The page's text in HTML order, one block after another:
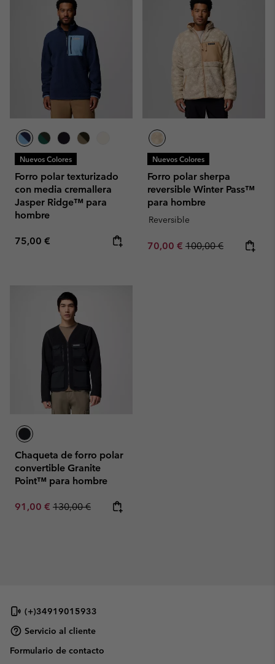
Nuevos Colores
Forro polar texturizado
con media cremallera
Jasper Ridge™ para
hombre
Regular price:
75,00 €
Nuevos Colores
Forro polar sherpa
reversible Winter Pass™
para hombre
Reversible
Sale price:
70,00 € Regular price:
100,00 €
Chaqueta de forro polar
convertible Granite
Point™ para hombre
Sale price:
91,00 € Regular price:
130,00 €
(+)34919015933
Servicio al cliente
Formulario de contacto